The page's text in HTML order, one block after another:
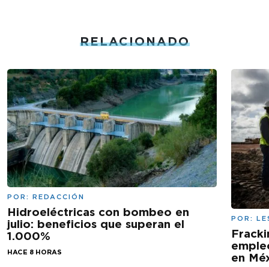
RELACIONADO
POR: REDACCIÓN
Hidroeléctricas con bombeo en
julio: beneficios que superan el
1.000%
HACE 8 HORAS
POR:
en